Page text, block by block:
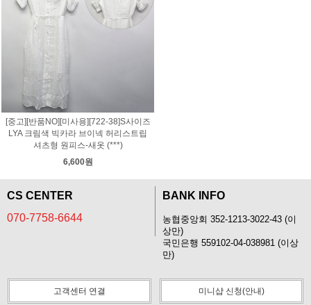
[중고][반품NO][미사용][722-38]S사이즈
LYA 크림색 빅카라 브이넥 허리스트립
셔츠형 원피스-새옷 (***)
6,600원
CS CENTER
070-7758-6644
BANK INFO
농협중앙회 352-1213-3022-43 (이
상만)
국민은행 559102-04-038981 (이상
만)
고객센터 연결 미니샵 신청(안내)